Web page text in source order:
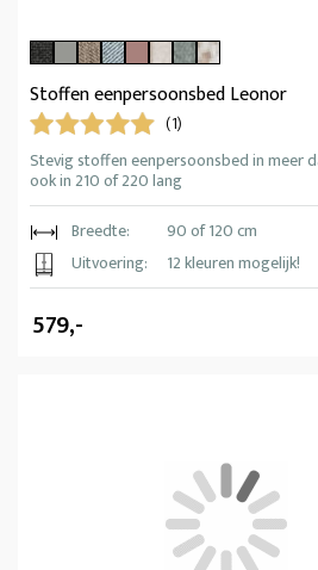
Stoffen eenpersoonsbed Leonor
(1)
Stevig stoffen eenpersoonsbed in meer
ook in 210 of 220 lang
Breedte:
90 of 120 cm
Uitvoering:
12 kleuren mogelijk!
579,-